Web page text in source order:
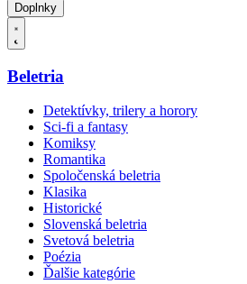
Doplnky
Beletria
Detektívky, trilery a horory
Sci-fi a fantasy
Komiksy
Romantika
Spoločenská beletria
Klasika
Historické
Slovenská beletria
Svetová beletria
Poézia
Ďalšie kategórie